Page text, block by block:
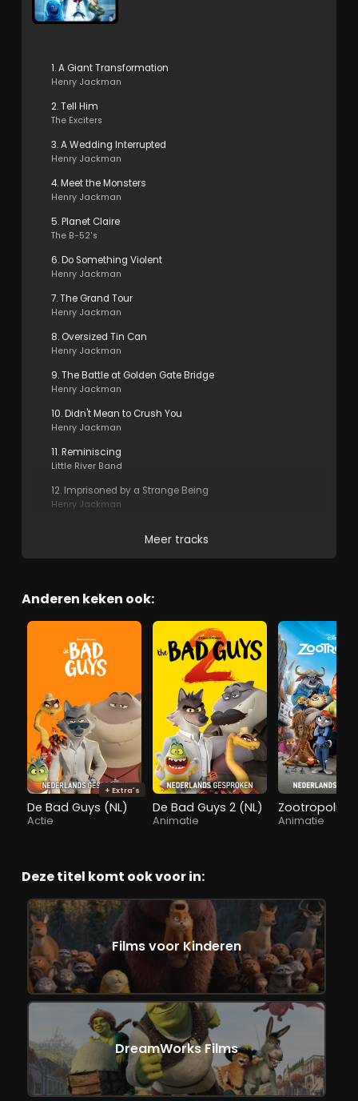
1. A Giant Transformation
Henry Jackman
2. Tell Him
The Exciters
3. A Wedding Interrupted
Henry Jackman
4. Meet the Monsters
Henry Jackman
5. Planet Claire
The B-52's
6. Do Something Violent
Henry Jackman
7. The Grand Tour
Henry Jackman
8. Oversized Tin Can
Henry Jackman
9. The Battle at Golden Gate Bridge
Henry Jackman
10. Didn't Mean to Crush You
Henry Jackman
11. Reminiscing
Little River Band
12. Imprisoned by a Strange Being
Henry Jackman
Meer tracks
Anderen keken ook:
+ Extra's
De Bad Guys (NL)
Actie
De Bad Guys 2 (NL)
Animatie
Zootropolis
Animatie
Deze titel komt ook voor in:
Films voor Kinderen
DreamWorks Films